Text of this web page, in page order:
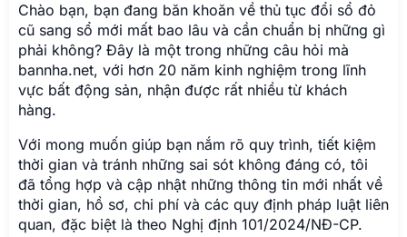
Chào bạn, bạn đang băn khoăn về thủ tục đổi sổ đỏ
cũ sang sổ mới mất bao lâu và cần chuẩn bị những gì
phải không? Đây là một trong những câu hỏi mà
bannha.net, với hơn 20 năm kinh nghiệm trong lĩnh
vực bất động sản, nhận được rất nhiều từ khách
hàng.
Với mong muốn giúp bạn nắm rõ quy trình, tiết kiệm
thời gian và tránh những sai sót không đáng có, tôi
đã tổng hợp và cập nhật những thông tin mới nhất về
thời gian, hồ sơ, chi phí và các quy định pháp luật liên
quan, đặc biệt là theo Nghị định 101/2024/NĐ-CP.